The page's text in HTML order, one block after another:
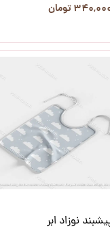
تومان
نوزاد ابر